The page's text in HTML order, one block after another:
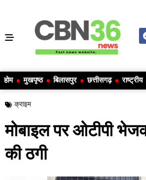
होम मुखपृष्ठ बिलासपुर छत्तीसगढ़ राष्ट्रीय
क्राइम
मोबाइल पर ओटीपी
की ठगी